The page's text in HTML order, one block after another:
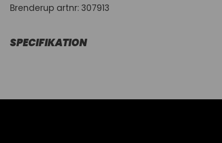
Brenderup artnr: 307913
SPECIFIKATION